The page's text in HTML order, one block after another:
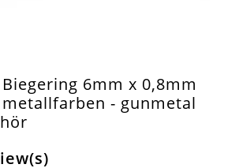
6mm x 0,8mm
- gunmetal